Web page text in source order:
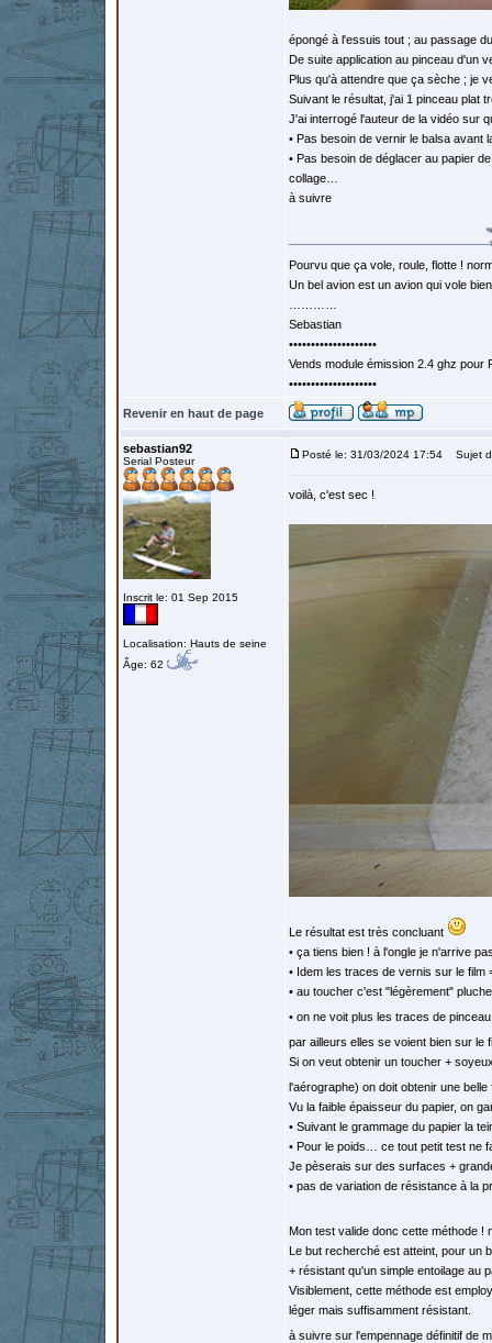
épongé à l'essuis tout ; au passage
De suite application au pinceau d'un
Plus qu'à attendre que ça sèche ; je
Suivant le résultat, j'ai 1 pinceau plat
J'ai interrogé l'auteur de la vidéo sur
• Pas besoin de vernir le balsa avant
• Pas besoin de déglacer au papier
collage…
à suivre
Pourvu que ça vole, roule, flotte !
Un bel avion est un avion qui vole
Sebastian
••••••••••••••••••••
Vends module émission 2.4 ghz
••••••••••••••••••••
Revenir en haut de page
sebastian92
Serial Posteur
Inscrit le: 01 Sep 2015
Localisation: Hauts de seine
Âge: 62
Posté le: 31/03/2024 17:54 Sujet
voilà, c'est sec !
Le résultat est très concluant
• ça tiens bien ! à l'ongle je n'arrive
• Idem les traces de vernis sur le
• au toucher c'est "légèrement"
• on ne voit plus les traces de
par ailleurs elles se voient bien sur le
Si on veut obtenir un toucher +
l'aérographe) on doit obtenir une
Vu la faible épaisseur du papier, on
• Suivant le grammage du papier la
• Pour le poids… ce tout petit test ne
Je pèserais sur des surfaces +
• pas de variation de résistance à la
Mon test valide donc cette méthode
Le but recherché est atteint, pour un
+ résistant qu'un simple entoilage au
Visiblement, cette méthode est
léger mais suffisamment résistant.
à suivre sur l'empennage définitif de